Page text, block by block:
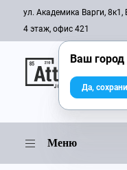
ул. Академика Варги, 8к1,
4 этаж, офис 421
Онлайн-
Меню
Ваш
Да,